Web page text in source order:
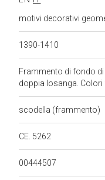
motivi decorativi
1390-1410
Frammento di fondo
doppia losanga.
scodella (frammento)
CE. 5262
00444507